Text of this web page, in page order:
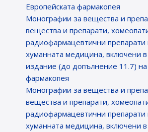
Европейската фармакопея
Монографии за вещества и
вещества и препарати,
радиофармацевтични препарати
хуманната медицина, включени
издание (до допълнение 11.7) на
фармакопея
Монографии за вещества и
вещества и препарати,
радиофармацевтични препарати
хуманната медицина, включени